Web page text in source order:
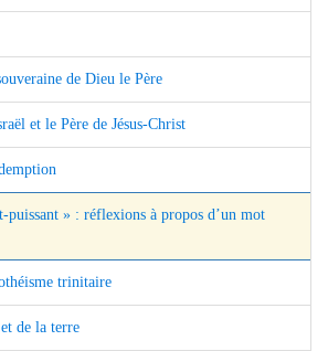
de Dieu le Père
et le Père de Jésus-Christ
puissant » : réflexions à propos d’un mot
trinitaire
de la terre